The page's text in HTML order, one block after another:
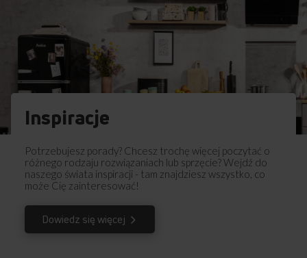
Inspiracje
Potrzebujesz porady? Chcesz trochę więcej poczytać o
różnego rodzaju rozwiązaniach lub sprzęcie? Wejdź do
naszego świata inspiracji - tam znajdziesz wszystko, co
może Cię zainteresować!
Dowiedz się więcej